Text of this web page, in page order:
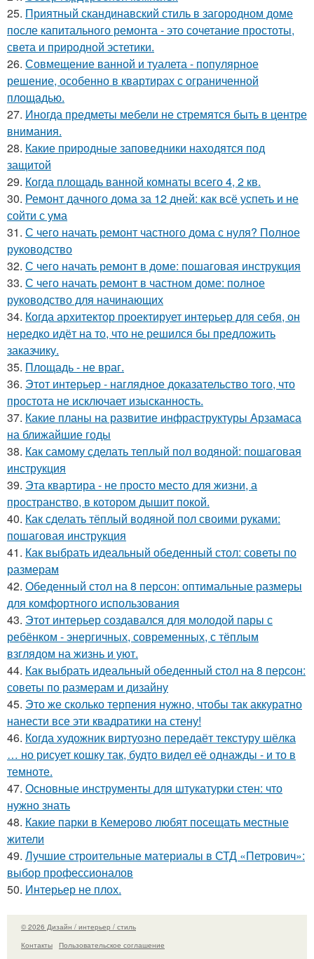
25. Приятный скандинавский стиль в загородном доме
после капитального ремонта - это сочетание простоты,
света и природной эстетики.
26. Совмещение ванной и туалета - популярное
решение, особенно в квартирах с ограниченной
площадью.
27. Иногда предметы мебели не стремятся быть в центре
внимания.
28. Какие природные заповедники находятся под
защитой
29. Когда площадь ванной комнаты всего 4, 2 кв.
30. Ремонт дачного дома за 12 дней: как всё успеть и не
сойти с ума
31. С чего начать ремонт частного дома с нуля? Полное
руководство
32. С чего начать ремонт в доме: пошаговая инструкция
33. С чего начать ремонт в частном доме: полное
руководство для начинающих
34. Когда архитектор проектирует интерьер для себя, он
нередко идёт на то, что не решился бы предложить
заказчику.
35. Площадь - не враг.
36. Этот интерьер - наглядное доказательство того, что
простота не исключает изысканность.
37. Какие планы на развитие инфраструктуры Арзамаса
на ближайшие годы
38. Как самому сделать теплый пол водяной: пошаговая
инструкция
39. Эта квартира - не просто место для жизни, а
пространство, в котором дышит покой.
40. Как сделать тёплый водяной пол своими руками:
пошаговая инструкция
41. Как выбрать идеальный обеденный стол: советы по
размерам
42. Обеденный стол на 8 персон: оптимальные размеры
для комфортного использования
43. Этот интерьер создавался для молодой пары с
ребёнком - энергичных, современных, с тёплым
взглядом на жизнь и уют.
44. Как выбрать идеальный обеденный стол на 8 персон:
советы по размерам и дизайну
45. Это же сколько терпения нужно, чтобы так аккуратно
нанести все эти квадратики на стену!
46. Когда художник виртуозно передаёт текстуру шёлка
… но рисует кошку так, будто видел её однажды - и то в
темноте.
47. Основные инструменты для штукатурки стен: что
нужно знать
48. Какие парки в Кемерово любят посещать местные
жители
49. Лучшие строительные материалы в СТД «Петрович»:
выбор профессионалов
50. Интерьер не плох.
© 2026 Дизайн / интерьер / стиль
Контакты
Пользовательское соглашение